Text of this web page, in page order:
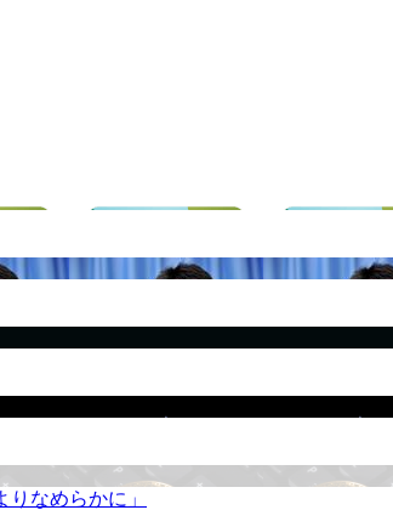
なめらかに」